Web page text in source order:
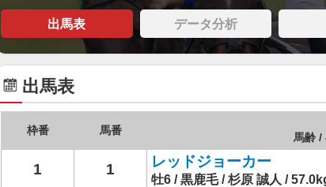
出馬表 データ分析
出馬表
枠番 馬番
馬齢 /
1 1 レッドジョーカー
牡6 / 黒鹿毛 / 杉原 誠人 /